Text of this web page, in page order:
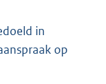
in
op